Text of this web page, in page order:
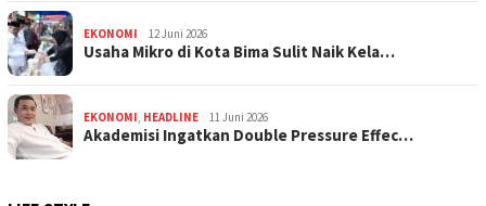
EKONOMI 12 Juni 2026
Usaha Mikro di Kota Bima Sulit Naik Kela…
EKONOMI HEADLINE 11 Juni 2026
Akademisi Ingatkan Double Pressure Effec…